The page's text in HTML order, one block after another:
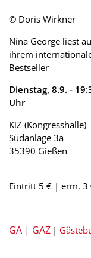
© Doris Wirkner
Nina George liest
ihrem
Bestseller
Dienstag, 8.9. -
Uhr
KiZ (Kongresshalle)
Südanlage 3a
35390 Gießen
Eintritt 5 € | erm. 3
GA | GAZ |